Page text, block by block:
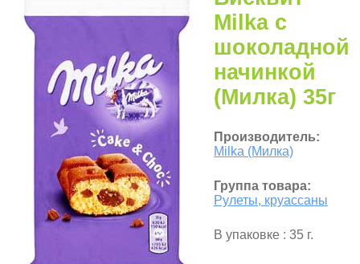
Milka с
шоколадной
начинкой
(Милка) 35г
Производитель:
Milka (Милка)
Группа товара:
Рулеты, круассаны
В упаковке : 35 г.